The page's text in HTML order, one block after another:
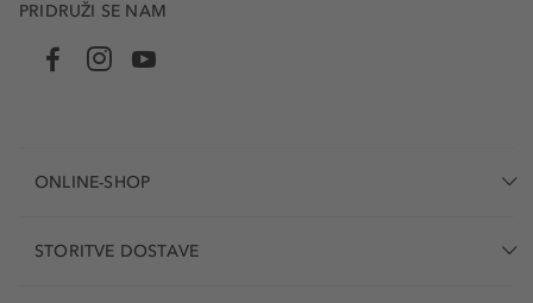
PRIDRUŽI SE NAM
ONLINE-SHOP
STORITVE DOSTAVE